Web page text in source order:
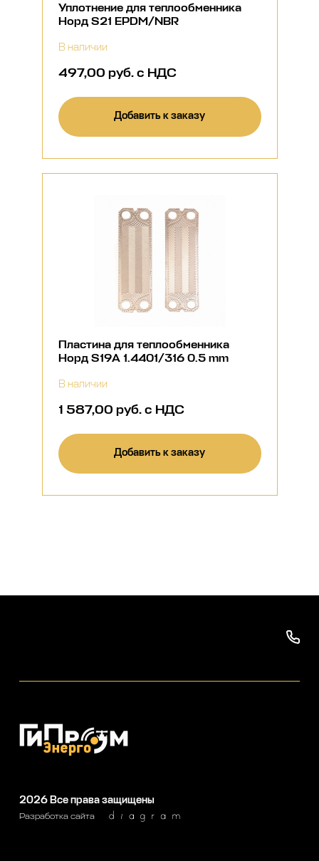
Уплотнение для теплообменника
Норд S21 EPDM/NBR
В наличии
497,00 руб. с НДС
Добавить к заказу
Пластина для теплообменника
Норд S19A 1.4401/316 0.5 mm
В наличии
1 587,00 руб. с НДС
Добавить к заказу
2026Все права защищены
Разработка сайта